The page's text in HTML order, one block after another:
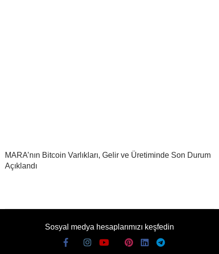
MARA’nın Bitcoin Varlıkları, Gelir ve Üretiminde Son Durum
Açıklandı
Sosyal medya hesaplarımızı keşfedin